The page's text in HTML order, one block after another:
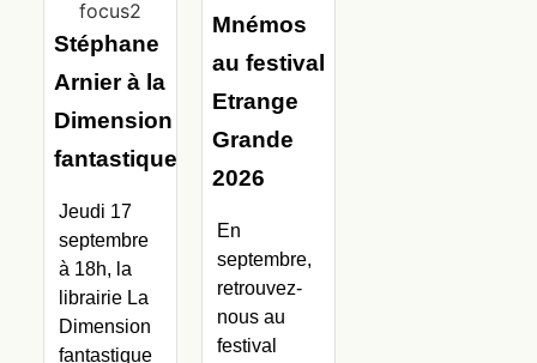
Stéphane
Arnier à la
Dimension
fantastique
Jeudi 17
septembre
à 18h, la
librairie La
Dimension
fantastique
Mnémos
au festival
Etrange
Grande
2026
En
septembre,
retrouvez-
nous au
festival